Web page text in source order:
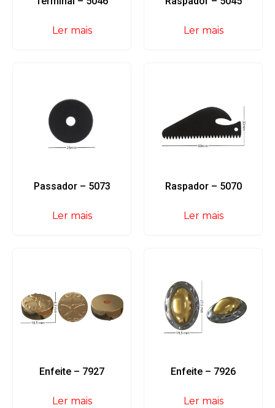
Ler mais Ler mais
Passador – 5073
Ler mais
Raspador – 5070
Ler mais
Enfeite – 7927
Ler mais
Enfeite – 7926
Ler mais